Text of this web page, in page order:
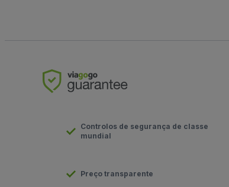
Controlos de segurança de classe
mundial
Preço transparente